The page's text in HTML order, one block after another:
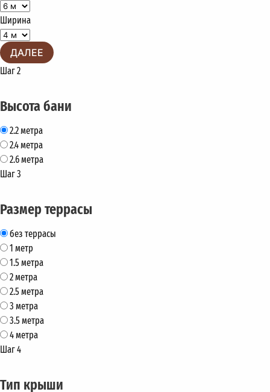
Ширина
ДАЛЕЕ
Шаг 2
Высота бани
2.2 метра
2.4 метра
2.6 метра
Шаг 3
Размер террасы
без террасы
1 метр
1.5 метра
2 метра
2.5 метра
3 метра
3.5 метра
4 метра
Шаг 4
Тип крыши